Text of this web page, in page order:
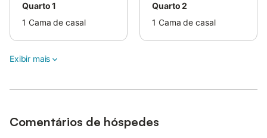
Quarto 1
1 Cama de casal
Quarto 2
1 Cama de casal
Exibir mais
Comentários de hóspedes